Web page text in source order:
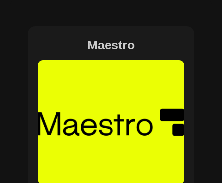
Maestro